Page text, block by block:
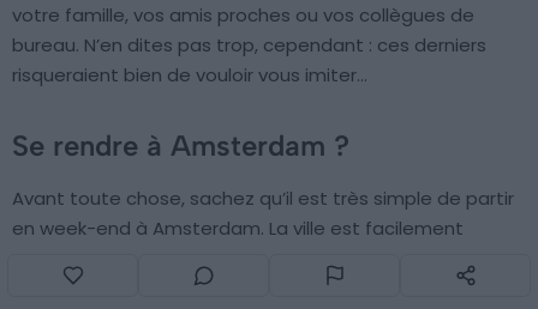
votre famille, vos amis proches ou vos collègues de
bureau. N’en dites pas trop, cependant : ces derniers
risqueraient bien de vouloir vous imiter…
Se rendre à Amsterdam ?
Avant toute chose, sachez qu’il est très simple de partir
en week-end à Amsterdam. La ville est facilement
particulièrement depuis la France.